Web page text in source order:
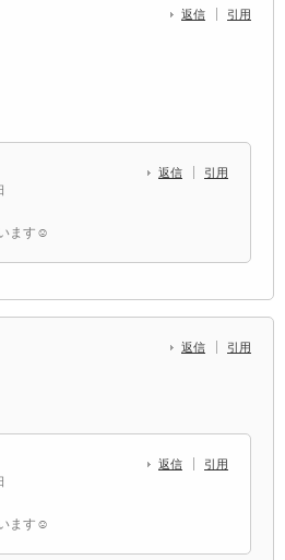
返信 引用
返信 引用
ます☺️
返信 引用
返信 引用
ます☺️